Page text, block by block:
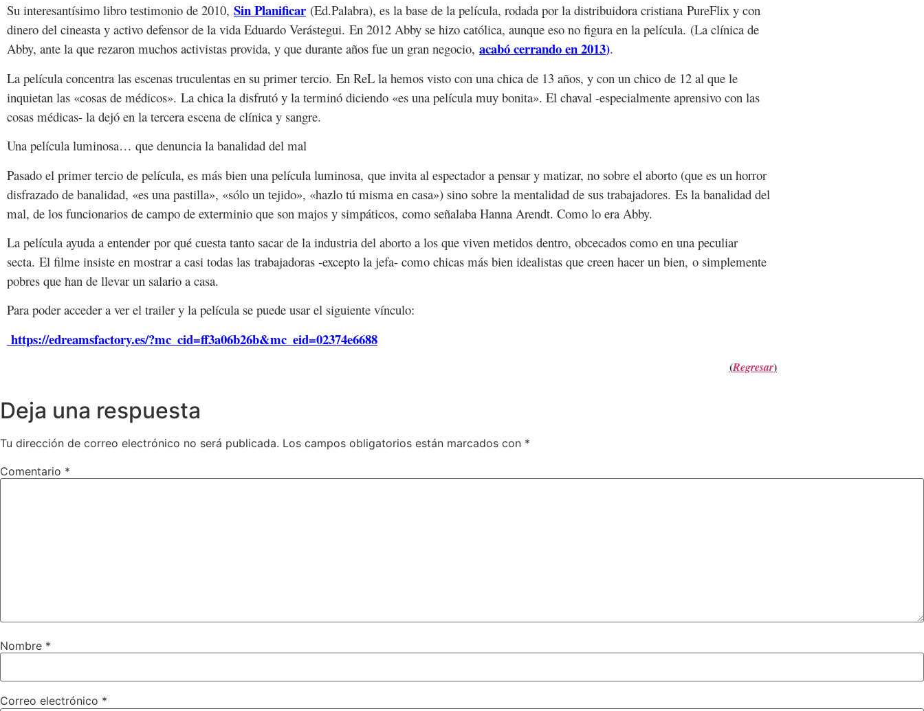
Su interesantísimo libro testimonio de 2010, Sin Planificar (Ed.Palabra), es la base de la película, rodada por la distribuidora cristiana PureFlix y con
dinero del cineasta y activo defensor de la vida Eduardo Verástegui. En 2012 Abby se hizo católica, aunque eso no figura en la película. (La clínica de
Abby, ante la que rezaron muchos activistas provida, y que durante años fue un gran negocio, acabó cerrando en 2013).
La película concentra las escenas truculentas en su primer tercio. En ReL la hemos visto con una chica de 13 años, y con un chico de 12 al que le
inquietan las «cosas de médicos». La chica la disfrutó y la terminó diciendo «es una película muy bonita». El chaval -especialmente aprensivo con las
cosas médicas- la dejó en la tercera escena de clínica y sangre.
Una película luminosa… que denuncia la banalidad del mal
Pasado el primer tercio de película, es más bien una película luminosa, que invita al espectador a pensar y matizar, no sobre el aborto (que es un horror
disfrazado de banalidad, «es una pastilla», «sólo un tejido», «hazlo tú misma en casa») sino sobre la mentalidad de sus trabajadores. Es la banalidad del
mal, de los funcionarios de campo de exterminio que son majos y simpáticos, como señalaba Hanna Arendt. Como lo era Abby.
La película ayuda a entender por qué cuesta tanto sacar de la industria del aborto a los que viven metidos dentro, obcecados como en una peculiar
secta. El filme insiste en mostrar a casi todas las trabajadoras -excepto la jefa- como chicas más bien idealistas que creen hacer un bien, o simplemente
pobres que han de llevar un salario a casa.
Para poder acceder a ver el trailer y la película se puede usar el siguiente vínculo:
https://edreamsfactory.es/?mc_cid=ff3a06b26b&mc_eid=02374e6688
(Regresar)
Deja una respuesta
Tu dirección de correo electrónico no será publicada. Los campos obligatorios están marcados con *
Comentario *
Nombre *
Correo electrónico *